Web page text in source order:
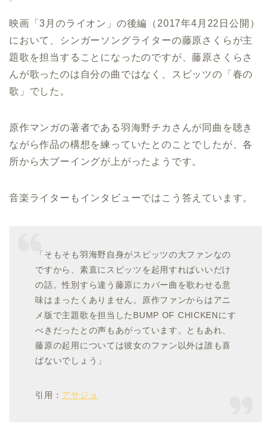
映画「3月のライオン」の後編（2017年4月22日公開）
において、シンガーソングライターの藤原さくらが主
題歌を担当することになったのですが、藤原さくらさ
んが歌ったのは自分の曲ではなく、スピッツの「春の
歌」でした。
原作マンガの著者である羽海野チカさんが同曲を聴き
ながら作品の構想を練っていたとのことでしたが、各
所から大ブーイングが上がったようです。
音楽ライターもインタビューではこう答えています。
「そもそも羽海野自身がスピッツの大ファンなの
ですから、素直にスピッツを起用すればいいだけ
の話。性別すら違う藤原にカバー曲を歌わせる意
味はまったくありません。原作ファンからはアニ
メ版で主題歌を担当したBUMP OF CHICKENにす
べきだったとの声もあがっています。ともあれ、
藤原の起用については彼女のファン以外は誰も喜
ばないでしょう」
引用： アサジョ